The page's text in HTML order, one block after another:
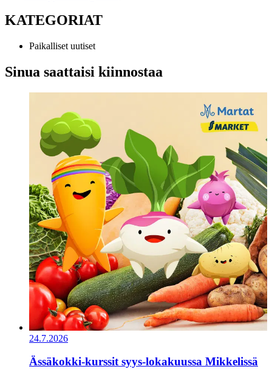
KATEGORIAT
Paikalliset uutiset
Sinua saattaisi kiinnostaa
24.7.2026
Ässäkokki-kurssit syys-lokakuussa Mikkelissä